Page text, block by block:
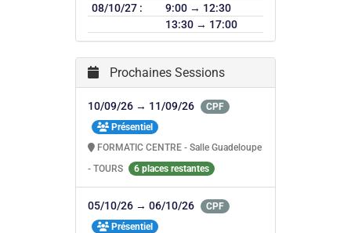
08/10/27 :
9:00 → 12:30
13:30 → 17:00
Prochaines Sessions
10/09/26 → 11/09/26
CPF
Présentiel
FORMATIC CENTRE - Salle Guadeloupe
- TOURS
6 places restantes
05/10/26 → 06/10/26
CPF
Présentiel